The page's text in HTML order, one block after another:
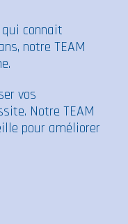
connait
notre TEAM
vos
Notre TEAM
pour améliorer